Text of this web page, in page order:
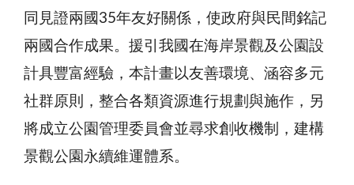
同見證兩國35年友好關係，使政府與民間銘記
兩國合作成果。援引我國在海岸景觀及公園設
計具豐富經驗，本計畫以友善環境、涵容多元
社群原則，整合各類資源進行規劃與施作，另
將成立公園管理委員會並尋求創收機制，建構
景觀公園永續維運體系。